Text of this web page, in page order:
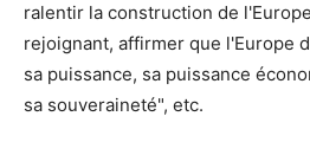
ralentir la construction de
rejoignant, affirmer que l'Europe
sa puissance, sa puissance
sa souveraineté", etc.